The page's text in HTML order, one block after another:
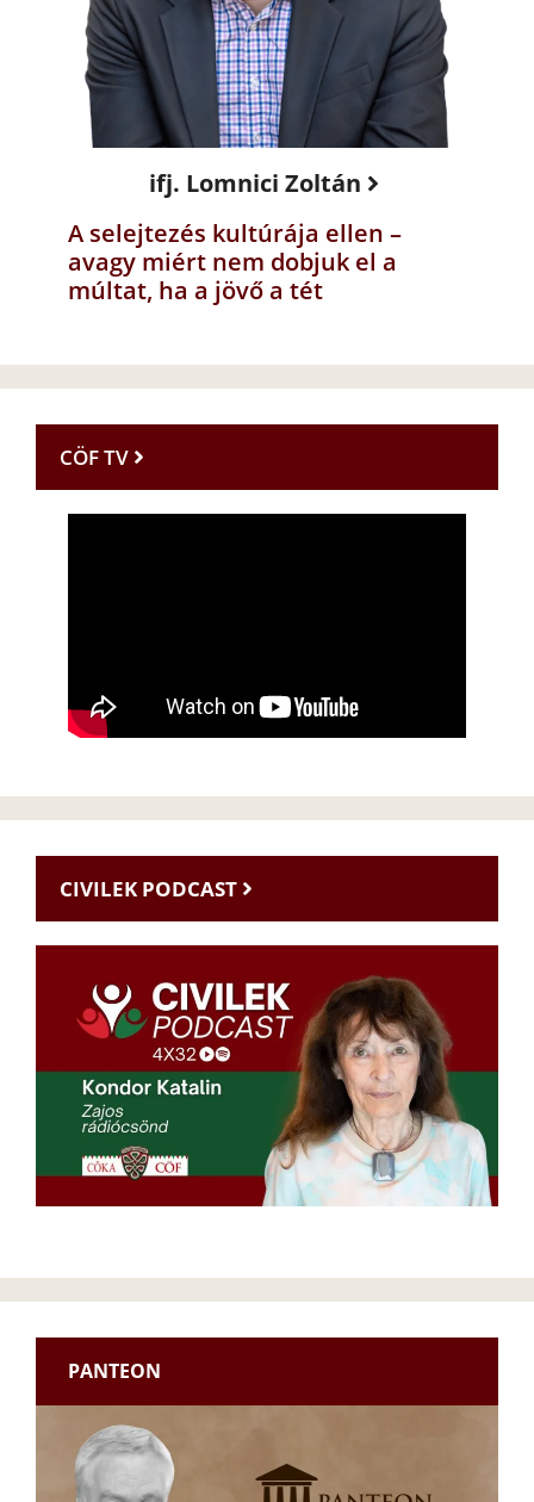
ifj. Lomnici Zoltán
A selejtezés kultúrája ellen –
avagy miért nem dobjuk el a
múltat, ha a jövő a tét
CÖF TV
CIVILEK PODCAST
PANTEON